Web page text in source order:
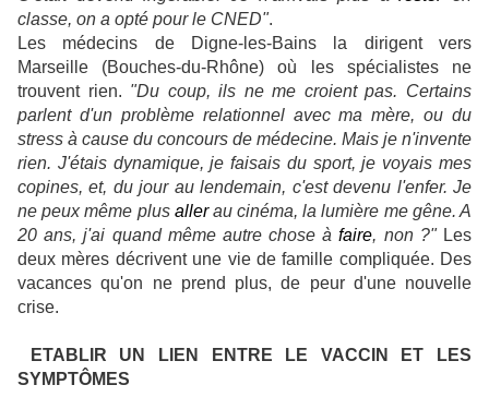
classe, on a opté pour le CNED".
Les médecins de Digne-les-Bains la dirigent vers
Marseille (Bouches-du-Rhône) où les spécialistes ne
trouvent rien. "Du coup, ils ne me croient pas. Certains
parlent d'un problème relationnel avec ma mère, ou du
stress à cause du concours de médecine. Mais je n'invente
rien. J'étais dynamique, je faisais du sport, je voyais mes
copines, et, du jour au lendemain, c'est devenu l'enfer. Je
ne peux même plus allerau cinéma, la lumière me gêne. A
20 ans, j'ai quand même autre chose àfaire, non ?"Les
deux mères décrivent une vie de famille compliquée. Des
vacances qu'on ne prend plus, de peur d'une nouvelle
crise.
ETABLIR UN LIEN ENTRE LE VACCIN ET LES
SYMPTÔMES